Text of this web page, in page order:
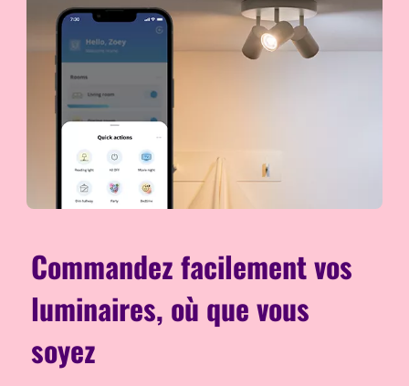
Commandez facilement vos
luminaires, où que vous
soyez